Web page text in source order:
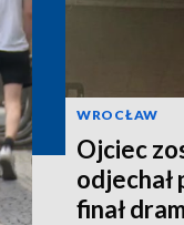
WROCŁAW
Ojciec
odjechał
finał